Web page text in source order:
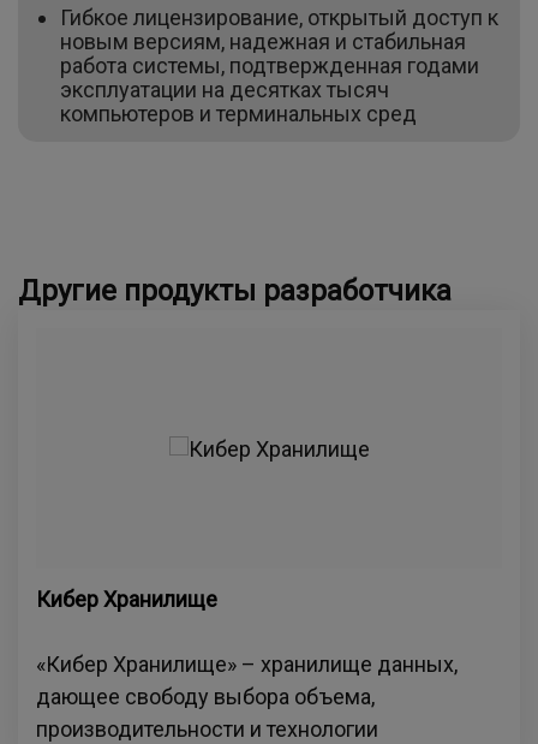
Гибкое лицензирование, открытый доступ к
новым версиям, надежная и стабильная
работа системы, подтвержденная годами
эксплуатации на десятках тысяч
компьютеров и терминальных сред
Другие продукты разработчика
Кибер Хранилище
«Кибер Хранилище» – хранилище данных,
дающее свободу выбора объема,
производительности и технологии